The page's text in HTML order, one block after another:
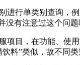
进行单类别查询，
没有注意过这个问题
项目，在功能、使
料”类似，故不同类